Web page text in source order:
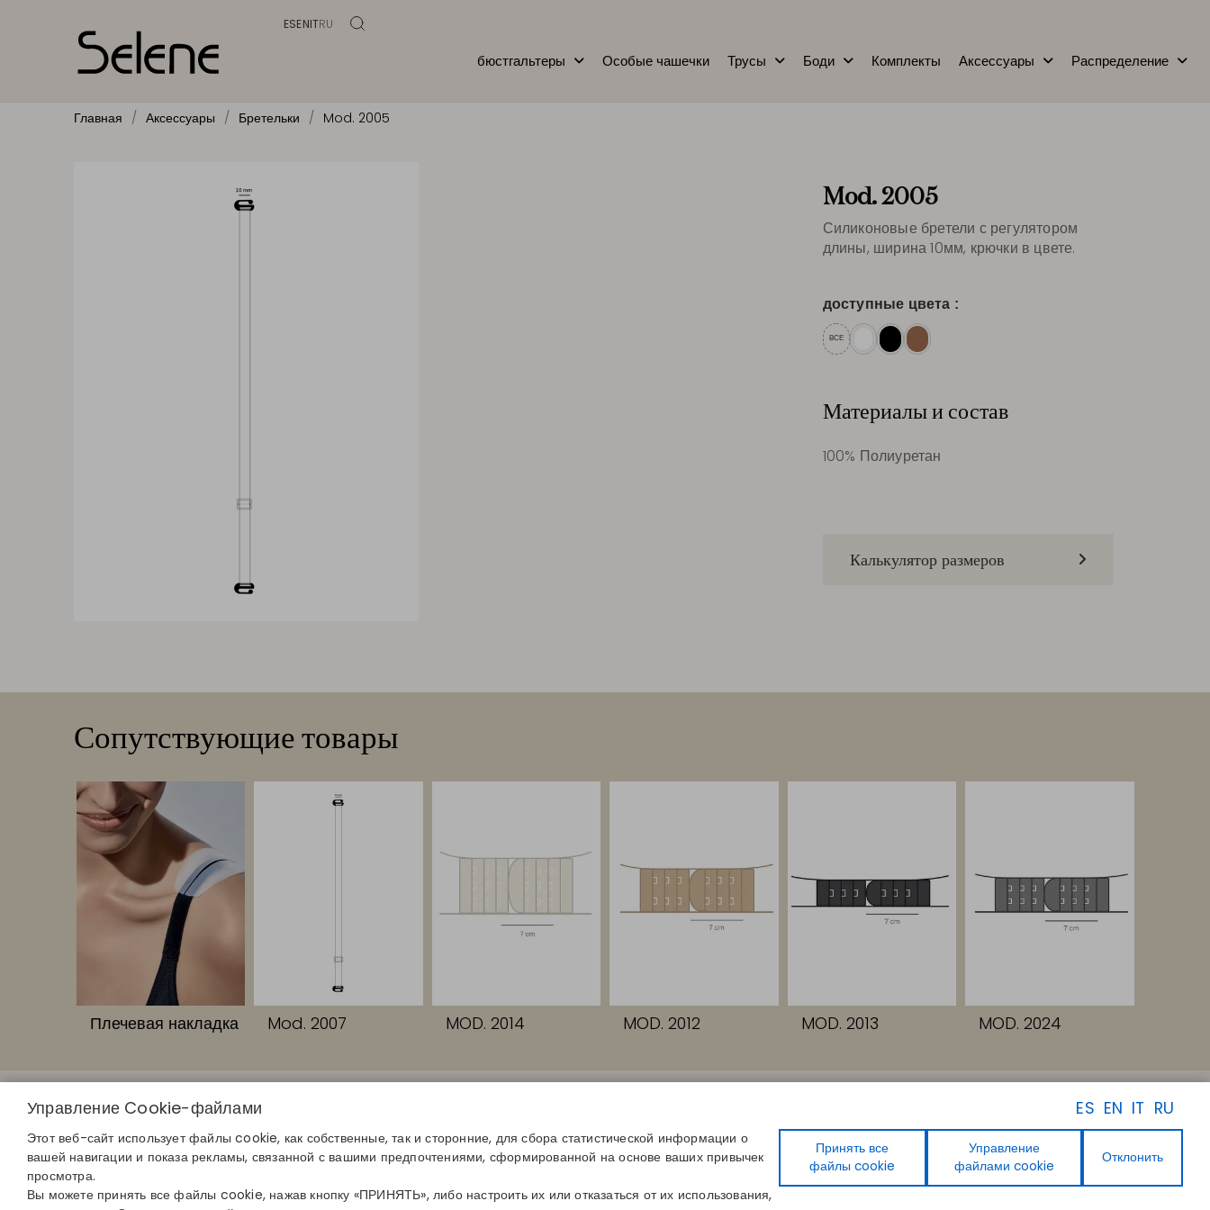
ESENITRU
бюстгальтеры Особые чашечки Трусы Боди Комплекты Аксессуары Распределение
Главная Аксессуары Бретельки Mod. 2005
Mod. 2005
Силиконовые бретели с регулятором
длины, ширина 10мм, крючки в цвете.
доступные цвета :
ВСЕ
Материалы и состав
100% Полиуретан
Калькулятор размеров
Сопутствующие товары
Плечевая накладка Mod. 2007 MOD. 2014 MOD. 2012 MOD. 2013 MOD. 2024
ES EN IT RU
Управление Cookie-файлами
Этот веб-сайт использует файлы cookie, как собственные, так и сторонние, для сбора статистической информации о
вашей навигации и показа рекламы, связанной с вашими предпочтениями, сформированной на основе ваших привычек
просмотра.
Вы можете принять все файлы cookie, нажав кнопку «ПРИНЯТЬ», либо настроить их или отказаться от их использования,
Принять все
файлы cookie
Управление
файлами cookie
Отклонить
Присоединяйтесь к каталогу
disintex@disintex.es
Публикации
Блог
Контакты
Facebook
Instagram
Linkedin